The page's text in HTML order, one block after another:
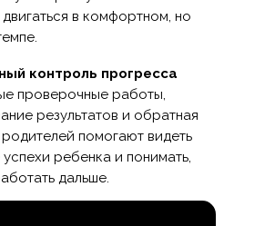
в комфортном, но
контроль прогресса
проверочные работы,
результатов и обратная
родителей помогают видеть
ребенка и понимать,
дальше.